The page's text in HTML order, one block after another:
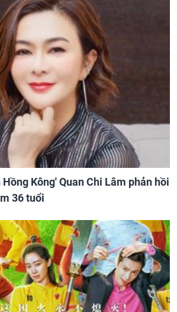
Kông' Quan Chi Lâm phản hồi
36 tuổi